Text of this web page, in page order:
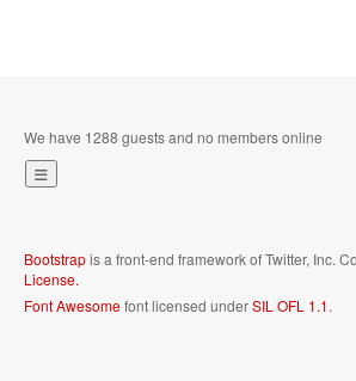
We have 1288 guests and no members online
Bootstrapis a front-end framework of Twitter, Inc.
License.
Font Awesomefont licensed underSIL OFL 1.1.